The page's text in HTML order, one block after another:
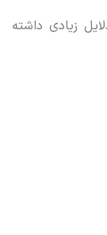
زیادی داشته